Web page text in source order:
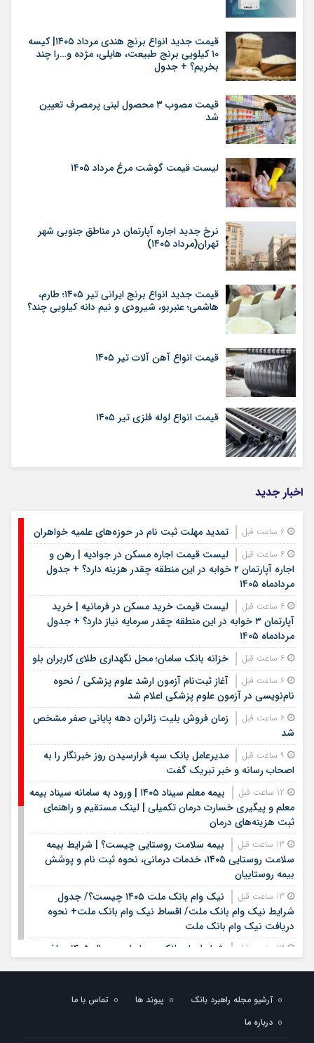
قیمت جدید انواع برنج هندی مرداد ۱۴۰۵| کیسه
۱۰ کیلویی برنج طبیعت، هایلی، مژده و…را چند
بخریم؟ + جدول
قیمت مصوب ۳ محصول لبنی پرمصرف تعیین
شد
لیست قیمت گوشت مرغ مرداد ۱۴۰۵
نرخ جدید اجاره آپارتمان در مناطق جنوبی شهر
تهران(مرداد ۱۴۰۵)
قیمت جدید انواع برنج ایرانی تیر ۱۴۰۵؛ طارم،
هاشمی؛ عنبربو، شیرودی و نیم دانه کیلویی چند؟
قیمت انواع آهن آلات تیر ۱۴۰۵
قیمت انواع لوله فلزی تیر ۱۴۰۵
اخبار جدید
تمدید مهلت ثبت نام در حوزه‌های علمیه خواهران
لیست قیمت اجاره مسکن در جوادیه | رهن و
اجاره آپارتمان ۲ خوابه در این منطقه چقدر هزینه دارد؟ + جدول
مردادماه ۱۴۰۵
لیست قیمت خرید مسکن در فرمانیه | خرید
آپارتمان ۳ خوابه در این منطقه چقدر سرمایه نیاز دارد؟ + جدول
مردادماه ۱۴۰۵
خزانه بانک سامان؛ محل نگهداری طلای کاربران بلو
آغاز ثبت‌نام آزمون ارشد علوم پزشکی / نحوه
نام‌نویسی در آزمون علوم پزشکی اعلام شد
زمان فروش بلیت زائران دهه پایانی صفر مشخص
شد
مدیرعامل بانک سپه فرارسیدن روز خبرنگار را به
اصحاب رسانه و خبر تبریک گفت
بیمه معلم سیناد ۱۴۰۵ | ورود به سامانه سیناد بیمه
معلم و پیگیری خسارت درمان تکمیلی | لینک مستقیم و راهنمای
ثبت هزینه‌های درمان
بیمه سلامت روستایی چیست؟ | شرایط بیمه
سلامت روستایی ۱۴۰۵، خدمات درمانی، نحوه ثبت نام و پوشش
بیمه روستاییان
نیک وام بانک ملت ۱۴۰۵ چیست؟/ جدول
شرایط نیک وام بانک ملت/ اقساط نیک وام بانک ملت+ نحوه
دریافت نیک وام بانک ملت
شرایط وام بانک مهر ایران در سال ۱۴۰۵؛ مبلغ،
وام، ضامن، اقساط و نحوه ثبت نام
آرشیو مجله راهبرد بانک پیوند ها
تماس با ما
درباره ما